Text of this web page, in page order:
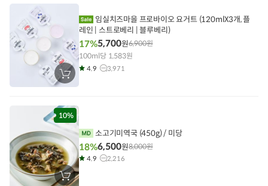
에
장
바
에
담
기
임실치즈마을 프로바이오 요거트 (120mlX3개, 플
레인 | 스트로베리 | 블루베리)
17%5,700원6,900원
100ml당 1,583원
4.9 3,971
10%
장
소고기미역국 (450g) / 미당
18%6,500원8,000원
4.9 2,216